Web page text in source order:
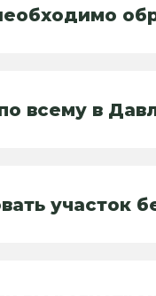
всему в
участок